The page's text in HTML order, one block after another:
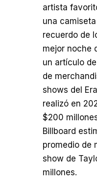
artista
una
recuerdo de
mejor noche
un artículo
de
shows del
realizó en
$200
Billboard
promedio de
show de
millones.